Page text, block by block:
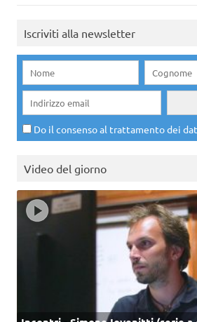
Iscriviti alla newsletter
Do il consenso al trattamento dei
Video del giorno